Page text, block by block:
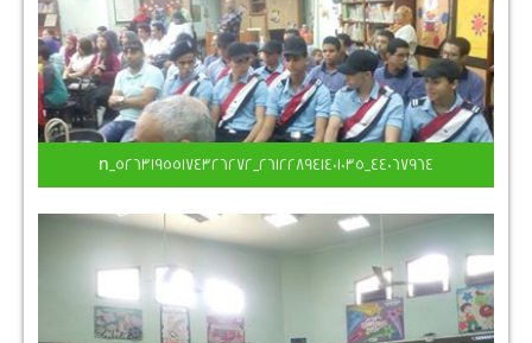
44067964_261228941401035_52631955174326272_n